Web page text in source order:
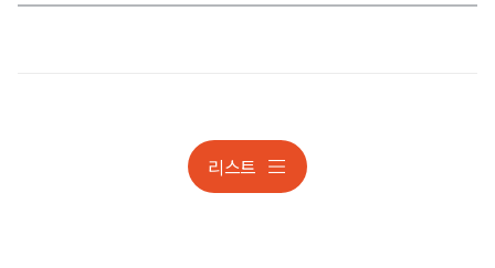
개인정보 조사대응 및 분쟁리스트